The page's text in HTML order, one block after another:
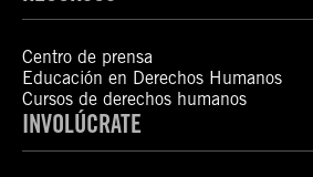
Centro de prensa
Educación en Derechos Humanos
Cursos de derechos humanos
INVOLÚCRATE